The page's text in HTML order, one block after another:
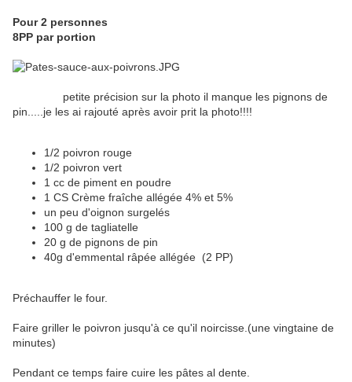
Pour 2 personnes
8PP par portion
petite précision sur la photo il manque les pignons de
pin.....je les ai rajouté après avoir prit la photo!!!!
1/2 poivron rouge
1/2 poivron vert
1 cc de piment en poudre
1 CS Crème fraîche allégée 4% et 5%
un peu d'oignon surgelés
100 g de tagliatelle
20 g de pignons de pin
40g d'emmental râpée allégée (2 PP)
Préchauffer le four.
Faire griller le poivron jusqu'à ce qu'il noircisse.(une vingtaine de
minutes)
Pendant ce temps faire cuire les pâtes al dente.